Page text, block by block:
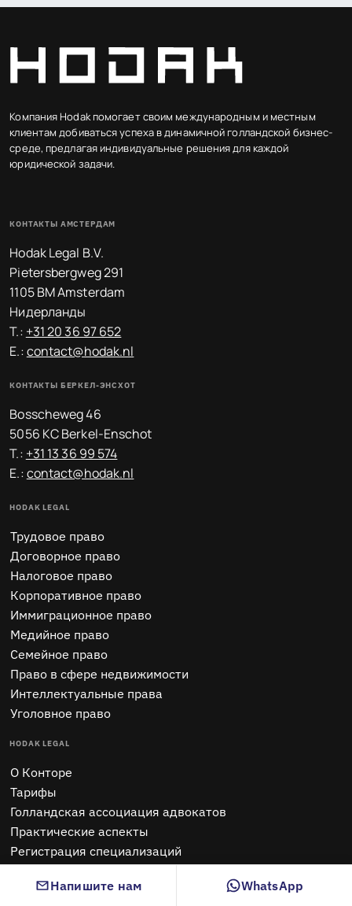
Компания Hodak помогает своим международным и местным
клиентам добиваться успеха в динамичной голландской бизнес-
среде, предлагая индивидуальные решения для каждой
юридической задачи.
КОНТАКТЫ АМСТЕРДАМ
Hodak Legal B.V.
Pietersbergweg 291
1105 BM Amsterdam
Нидерланды
T.: +31 20 36 97 652
E.:contact@hodak.nl
КОНТАКТЫ БЕРКЕЛ-ЭНСХОТ
Bosscheweg 46
5056 KC Berkel-Enschot
T.: +31 13 36 99 574
E.:contact@hodak.nl
HODAK LEGAL
Трудовое право
Договорное право
Налоговое право
Корпоративное право
Иммиграционное право
Медийное право
Семейное право
Право в сфере недвижимости
Интеллектуальные права
Уголовное право
HODAK LEGAL
O Конторе
Тарифы
Голландская ассоциация адвокатов
Практические аспекты
Регистрация специализаций
Hodak Trainings
Напишите нам WhatsApp